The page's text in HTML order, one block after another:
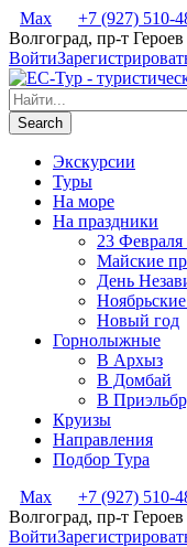
Max +7 (927) 510-
Волгоград, пр-т
Войти
Экскурсии
Туры
На море
На праздники
23
Майские
День
Новый год
Горнолыжные
В Архыз
В Домбай
В
Круизы
Направления
Подбор Тура
Max
+7 (927) 510-
Волгоград, пр-т
Войти